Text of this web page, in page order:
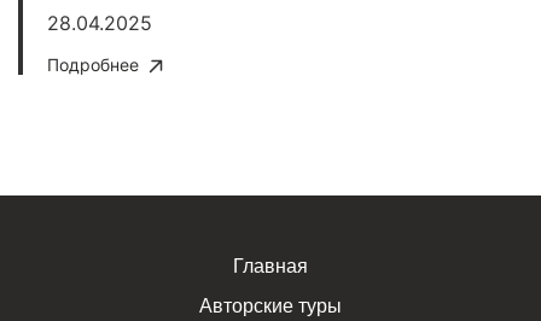
28.04.2025
Подробнее
Главная
Авторские туры